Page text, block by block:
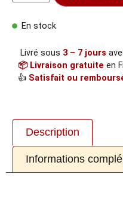
En stock
Livré sous 3 – 7 jours
📦 Livraison gratuite en
👍 Satisfait ou
Description
Informations